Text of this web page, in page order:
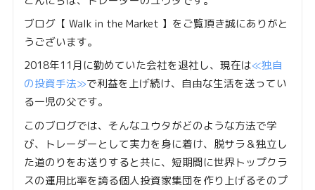
ブログ【 Walk in the Market 】をご覧頂き誠にありがと
うございます。
2018年11月に勤めていた会社を退社し、現在は≪独自
の投資手法≫で利益を上げ続け、自由な生活を送ってい
る一児の父です。
このブログでは、そんなユウタがどのような方法で学
び、トレーダーとして実力を身に着け、脱サラ＆独立し
た道のりをお送りすると共に、短期間に世界トップクラ
スの運用比率を誇る個人投資家集団を作り上げるそのプ